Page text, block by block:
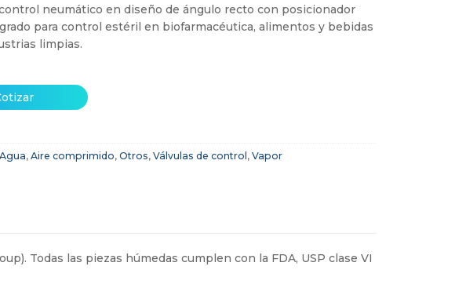
neumático en diseño de ángulo recto con posicionador
para control estéril en biofarmacéutica, alimentos y bebidas
limpias.
Agua, Aire comprimido, Otros, Válvulas de control , Vapor
Todas las piezas húmedas cumplen con la FDA, USP clase VI